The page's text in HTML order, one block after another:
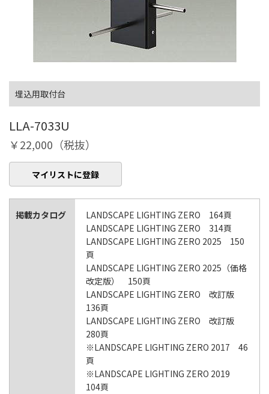
埋込用取付台
LLA-7033U
￥22,000（税抜）
マイリストに登録
掲載カタログ
LANDSCAPE LIGHTING ZERO 164頁
LANDSCAPE LIGHTING ZERO 314頁
LANDSCAPE LIGHTING ZERO 2025 150
頁
LANDSCAPE LIGHTING ZERO 2025（価格
改定版） 150頁
LANDSCAPE LIGHTING ZERO 改訂版
136頁
LANDSCAPE LIGHTING ZERO 改訂版
280頁
※LANDSCAPE LIGHTING ZERO 2017 46
頁
※LANDSCAPE LIGHTING ZERO 2019
104頁